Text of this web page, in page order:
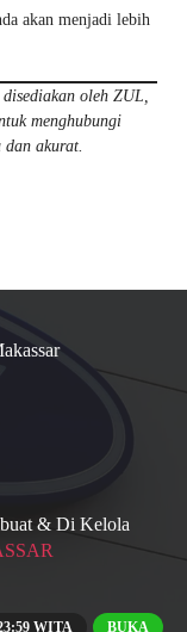
WITA BUKA
akan menjadi lebih
oleh ZUL,
menghubungi
dan akurat.
& Di Kelola